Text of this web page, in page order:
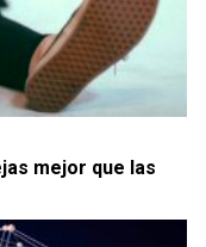
mejor que las